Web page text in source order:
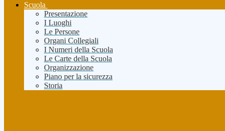
Scuola
Presentazione
I Luoghi
Le Persone
Organi Collegiali
I Numeri della Scuola
Le Carte della Scuola
Organizzazione
Piano per la sicurezza
Storia